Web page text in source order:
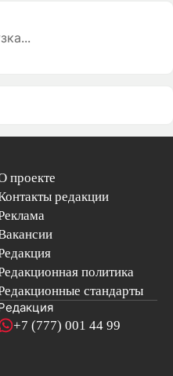
проекте
редакции
политика
стандарты
Редакция
+7 (777) 001 44 99